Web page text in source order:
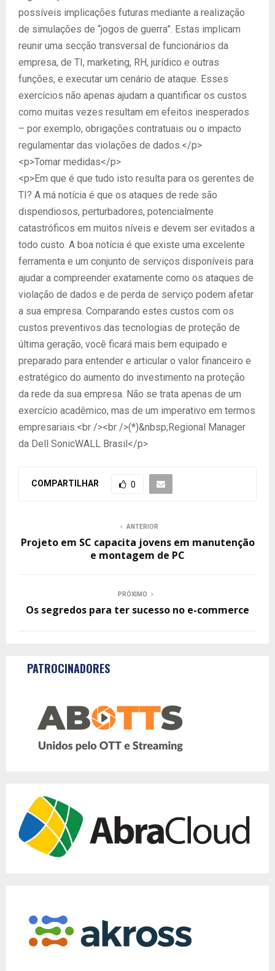
possíveis implicações futuras mediante a realização
de simulações de “jogos de guerra”. Estas implicam
reunir uma secção transversal de funcionários da
empresa, de TI, marketing, RH, jurídico e outras
funções, e executar um cenário de ataque. Esses
exercícios não apenas ajudam a quantificar os custos
como muitas vezes resultam em efeitos inesperados
– por exemplo, obrigações contratuais ou o impacto
regulamentar das violações de dados.</p>
<p>Tomar medidas</p>
<p>Em que é que tudo isto resulta para os gerentes de
TI? A má notícia é que os ataques de rede são
dispendiosos, perturbadores, potencialmente
catastróficos em muitos níveis e devem ser evitados a
todo custo. A boa notícia é que existe uma excelente
ferramenta e um conjunto de serviços disponíveis para
ajudar a compreender exatamente como os ataques de
violação de dados e de perda de serviço podem afetar
a sua empresa. Comparando estes custos com os
custos preventivos das tecnologias de proteção de
última geração, você ficará mais bem equipado e
preparado para entender e articular o valor financeiro e
estratégico do aumento do investimento na proteção
da rede da sua empresa. Não se trata apenas de um
exercício acadêmico, mas de um imperativo em termos
empresariais.<br /><br />(*)&nbsp;Regional Manager
da Dell SonicWALL Brasil</p>
COMPARTILHAR 0
ANTERIOR
Projeto em SC capacita jovens em manutenção
e montagem de PC
PRÓXIMO
Os segredos para ter sucesso no e-commerce
PATROCINADORES